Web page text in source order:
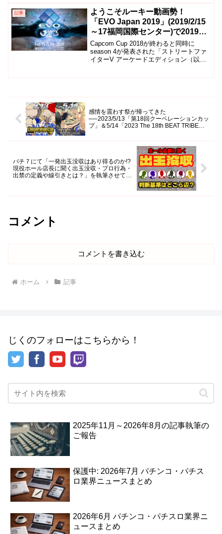
している31名と、Last Chance
Qualifier（LCQ：当日最終予選）に出場
する選手を紹介します。
記事
ようこそルーキー動画勢！
「EVO Japan 2019」(2019/2/15
～17福岡国際センター)で2019年
のSFV配信シーンをガッツリ予習
しよう！
Capcom Cup 2018が終わると同時に
season 4が発表された「ストリートファ
イターV アーケードエディション（以下
感情を震わす祭が帰ってきた
──2023/5/13「第18回クーペレーションカッ
プ」＆5/14「2023 The 18th BEAT TRIBE
パチ７にて「一発出玉没収はあり得るのか!?
現役ホール店長に聞く出玉没収・プロ行為・
出禁の定義や線引きとは？」を執筆させてい
コメント
コメントを書き込む
ホーム 記事
じくのフォローはこちらから！
2025年11月～2026年8月の記事執筆の
ご報告
保護中: 2026年7月 パチンコ・パチス
ロ業界ニュースまとめ
2026年6月 パチンコ・パチスロ業界ニ
ュースまとめ